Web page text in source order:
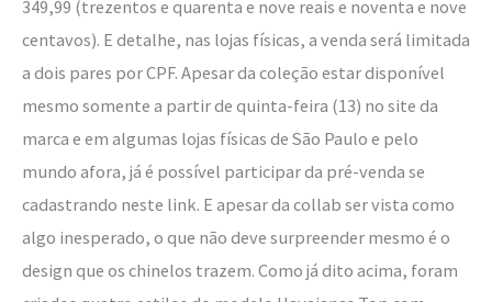
349,99 (trezentos e quarenta e nove reais e noventa e nove
centavos). E detalhe, nas lojas físicas, a venda será limitada
a dois pares por CPF. Apesar da coleção estar disponível
mesmo somente a partir de quinta-feira (13) no site da
marca e em algumas lojas físicas de São Paulo e pelo
mundo afora, já é possível participar da pré-venda se
cadastrando neste link. E apesar da collab ser vista como
algo inesperado, o que não deve surpreender mesmo é o
design que os chinelos trazem. Como já dito acima, foram